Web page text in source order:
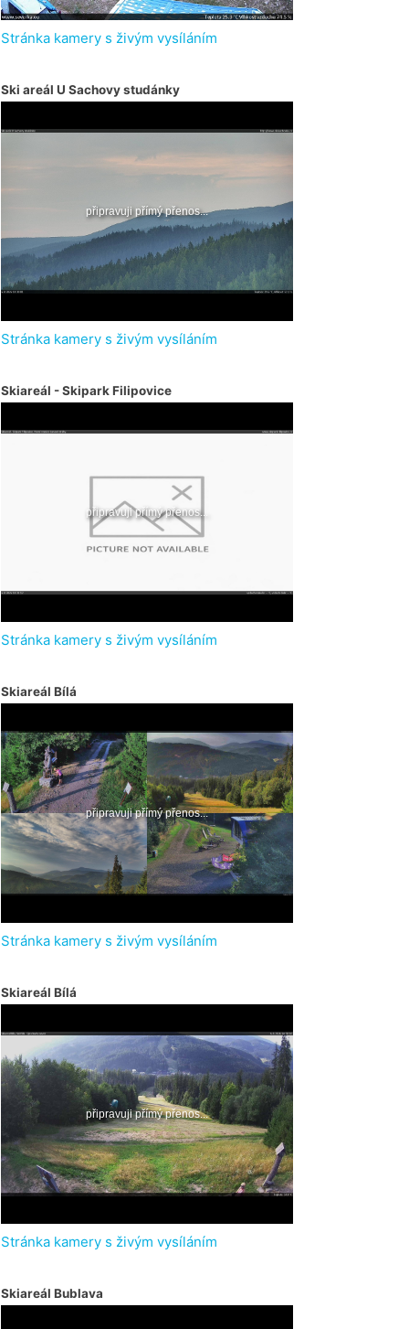
Stránka kamery s živým vysíláním
Ski areál U Sachovy studánky
Stránka kamery s živým vysíláním
Skiareál - Skipark Filipovice
Stránka kamery s živým vysíláním
Skiareál Bílá
Stránka kamery s živým vysíláním
Skiareál Bílá
Stránka kamery s živým vysíláním
Skiareál Bublava